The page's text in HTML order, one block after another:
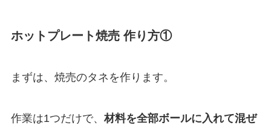
ホットプレート焼売 作り方①
まずは、焼売のタネを作ります。
作業は1つだけで、材料を全部ボールに入れて混ぜ